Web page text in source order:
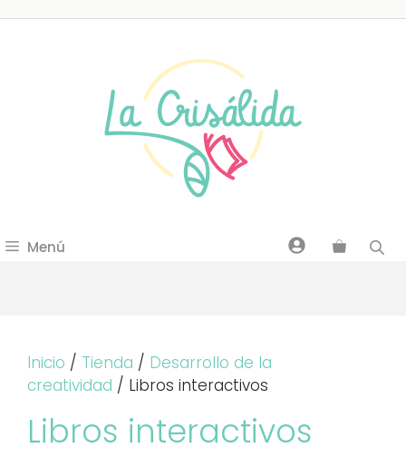
Menú
Inicio / Tienda / Desarrollo de la
creatividad / Libros interactivos
Libros interactivos